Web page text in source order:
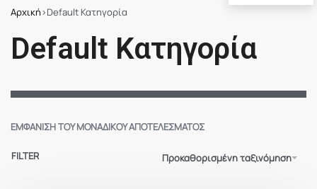
Αρχική›Default Κατηγορία
Default Κατηγορία
ΕΜΦΆΝΙΣΗ ΤΟΥ ΜΟΝΑΔΙΚΟΎ ΑΠΟΤΕΛΈΣΜΑΤΟΣ
Προκαθορισμένη ταξινόμηση
FILTER